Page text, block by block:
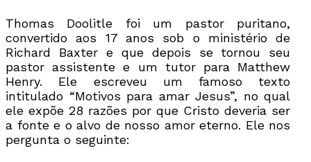
Thomas Doolitle foi um pastor puritano,
convertido aos 17 anos sob o ministério de
Richard Baxter e que depois se tornou seu
pastor assistente e um tutor para Matthew
Henry. Ele escreveu um famoso texto
intitulado “Motivos para amar Jesus”, no qual
ele expõe 28 razões por que Cristo deveria ser
a fonte e o alvo de nosso amor eterno. Ele nos
pergunta o seguinte: